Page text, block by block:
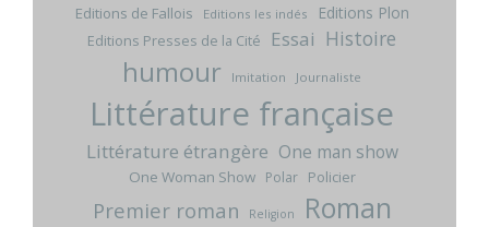
Editions de Fallois Editions les indés Editions Plon
Editions Presses de la Cité Essai Histoire
humour Imitation Journaliste
Littérature française
Littérature étrangère One man show
One Woman Show Polar Policier
Premier roman Religion Roman